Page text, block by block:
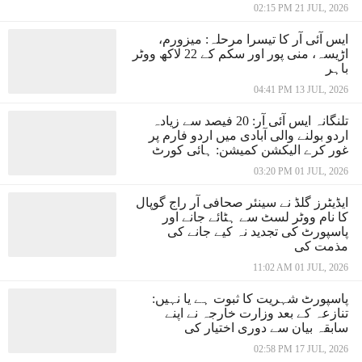
02:15 PM 21 JUL, 2026
ایس آئی آر کا تیسرا مرحلہ: میزورم،
اڑیسہ، منی پور اور سکم کے 22 لاکھ ووٹر
باہر
04:41 PM 13 JUL, 2026
تلنگانہ ایس آئی آر: 20 فیصد سے زیادہ
اردو بولنے والی آبادی میں اردو فارم پر
غور کرے الیکشن کمیشن: ہائی کورٹ
03:20 PM 01 JUL, 2026
ایڈیٹرز گلڈ نے سینئر صحافی آر راج گوپال
کا نام ووٹر لسٹ سے ہٹائے جانے اور
پاسپورٹ کی تجدید نہ کیے جانے کی
مذمت کی
11:02 AM 01 JUL, 2026
پاسپورٹ شہریت کا ثبوت ہے یا نہیں:
تنازعہ کے بعد وزارت خارجہ نے اپنے
سابقہ بیان سے دوری اختیار کی
02:58 PM 17 JUL, 2026